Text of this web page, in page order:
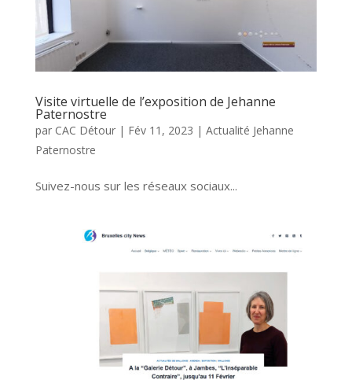
Visite virtuelle de l’exposition de Jehanne
Paternostre
par CAC Détour| Fév 11, 2023 | Actualité Jehanne
Paternostre
Suivez-nous sur les réseaux sociaux...